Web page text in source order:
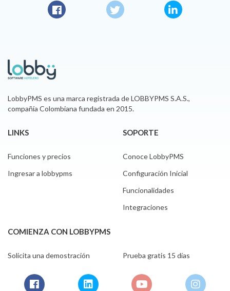
Twitter LinkedIn
LobbyPMS es una marca registrada de LOBBYPMS S.A.S.,
compañía Colombiana fundada en 2015.
LINKS
Funciones y precios
Ingresar a lobbypms
SOPORTE
Conoce LobbyPMS
Configuración Inicial
Funcionalidades
Integraciones
COMIENZA CON LOBBYPMS
Solicita una demostración Prueba gratis 15 días